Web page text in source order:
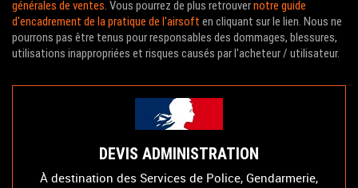
générales de ventes. Vous pourrez de plus retrouvernotre guide
d'encadrement de la pratique de l'airsoft en cliquant sur le lien. Nous ne
pourrons pas être tenus pour responsables des dommages, blessures,
utilisations inappropriées et risques causés par l'acheteur / utilisateur.
DEVIS ADMINISTRATION
À destination des Services de Police, Gendarmerie,